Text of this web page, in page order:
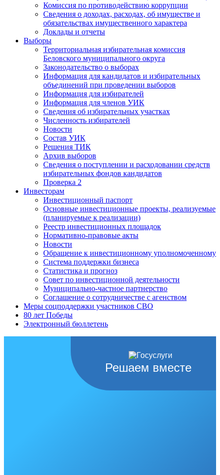
Комиссия по противодействию коррупции
Сведения о доходах, расходах, об имуществе и
обязательствах имущественного характера
Доклады и отчеты
Выборы
Территориальная избирательная комиссия
Беловского муниципального округа
Законодательство о выборах
Информация для кандидатов и избирательных
объединений при проведении выборов
Информация для избирателей
Информация для членов УИК
Сведения об избирательных участках
Численность избирателей
Новости
Состав УИК
Решения ТИК
Архив выборов
Сведения о поступлении и расходовании средств
избирательных фондов кандидатов
Проверка 2
Инвесторам
Инвестиционный паспорт
Основные инвестиционные проекты, реализуемые
(планируемые к реализации)
Реестр инвестиционных площадок
Нормативно-правовые акты
Новости
Обращение к инвестиционному уполномоченному
Система поддержки бизнеса
Статистика и прогноз
Совет по инвестиционной деятельности
Муниципально-частное партнерство
Соглашение о сотрудничестве с агенством
Меры соцподдержки участников СВО
80 лет Победы
Электронный бюллетень
Решаем вместе